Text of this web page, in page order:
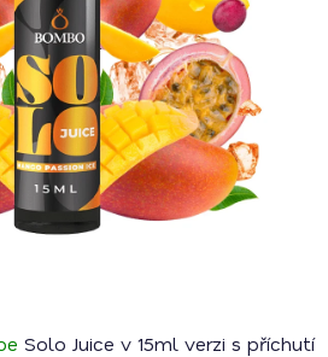
Solo Juice v 15ml verzi s příchutí